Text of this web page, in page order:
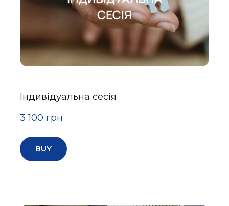
Індивідуальна сесія
3 100 грн
BUY